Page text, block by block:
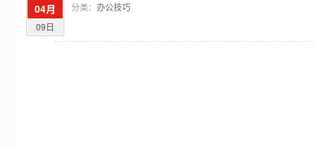
04月
09日
分类： 办公技巧